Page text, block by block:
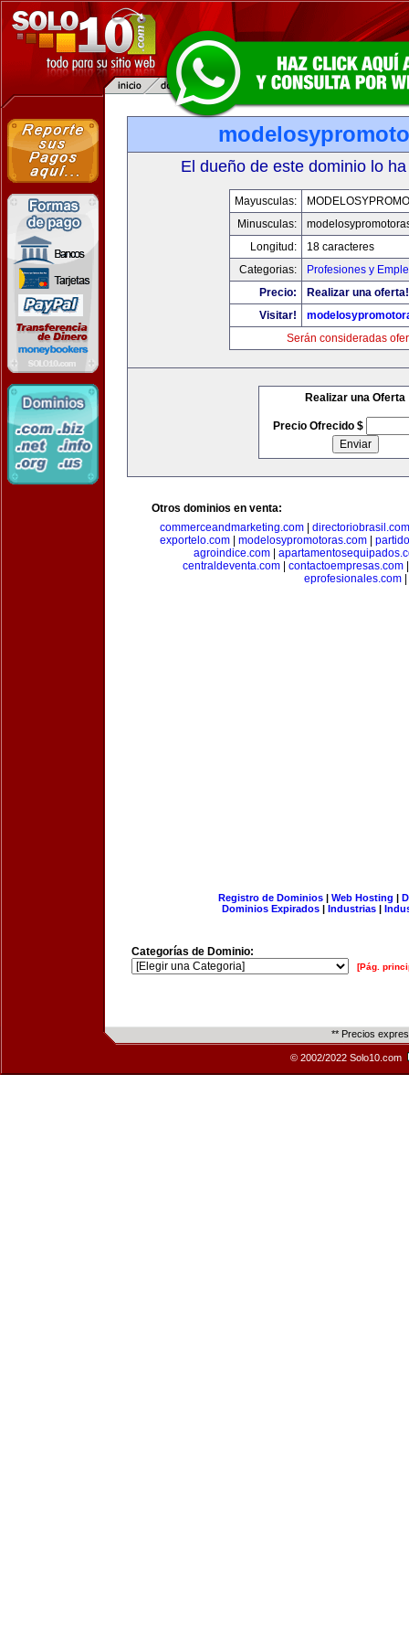
El dueño de este dominio lo
Mayusculas:
Minusculas:
Longitud:
18 caracteres
Categorias:
Profesiones y
Precio:
Realizar una oferta!
Visitar!
Serán consideradas
Realizar una Oferta
Precio Ofrecido $
Otros dominios en venta:
commerceandmarketing.com| directoriobrasil.com
exportelo.com
modelosypromotoras.com
agroindice.com
centraldeventa.com
contactoempresas.com
eprofesionales.com|
Registro de Dominios| Web Hosting |
Dominios Expirados | Industrias |
Categorías de Dominio:
[Pág.
** Precios
© 2002/2022 Solo10.com